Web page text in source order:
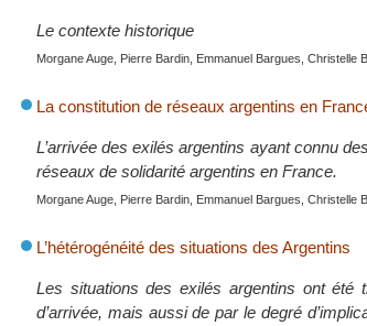
Le contexte historique
Morgane Auge, Pierre Bardin, Emmanuel Bargues,
La constitution de réseaux argentins en
L’arrivée des exilés argentins ayant connu
réseaux de solidarité argentins en France.
Morgane Auge, Pierre Bardin, Emmanuel Bargues,
L’hétérogénéité des situations des Argentins
Les situations des exilés argentins ont
d’arrivée, mais aussi de par le degré